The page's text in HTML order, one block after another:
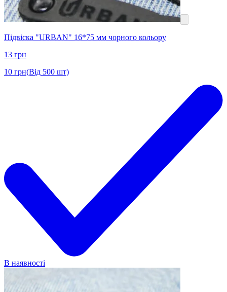
Підвіска "URBAN" 16*75 мм чорного кольору
13 грн
10 грн(Від 500 шт)
В наявності